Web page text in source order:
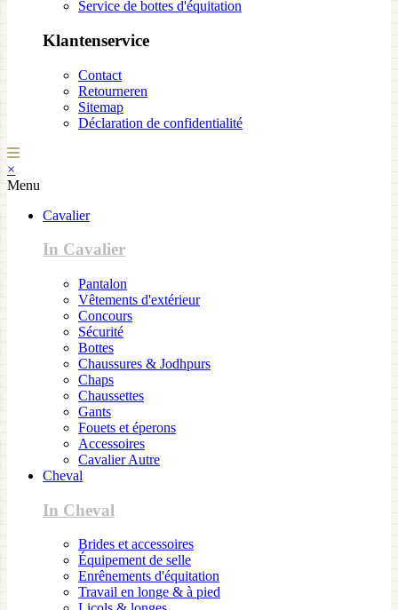
Service de bottes d'équitation
Klantenservice
Contact
Retourneren
Sitemap
Déclaration de confidentialité
×
Menu
Cavalier
In Cavalier
Pantalon
Vêtements d'extérieur
Concours
Sécurité
Bottes
Chaussures & Jodhpurs
Chaps
Chaussettes
Gants
Fouets et éperons
Accessoires
Cavalier Autre
Cheval
In Cheval
Brides et accessoires
Équipement de selle
Enrênements d'équitation
Travail en longe & à pied